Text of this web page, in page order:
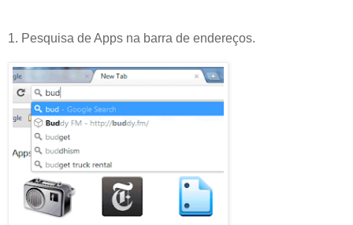
1. Pesquisa de Apps na barra de endereços.